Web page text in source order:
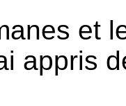
et
appris